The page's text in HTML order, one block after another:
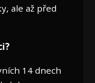
ale až před
14 dnech